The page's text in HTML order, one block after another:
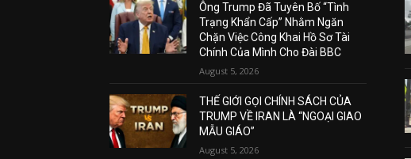
Ông Trump Đã Tuyên Bố “Tình
Trạng Khẩn Cấp” Nhằm Ngăn
Chặn Việc Công Khai Hồ Sơ Tài
Chính Của Mình Cho Đài BBC
August 5, 2026
THẾ GIỚI GỌI CHÍNH SÁCH CỦA
TRUMP VỀ IRAN LÀ “NGOẠI GIAO
MẪU GIÁO”
August 5, 2026